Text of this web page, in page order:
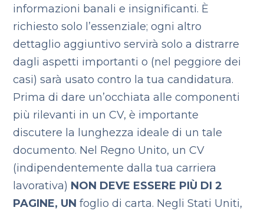
informazioni banali e insignificanti. È
richiesto solo l’essenziale; ogni altro
dettaglio aggiuntivo servirà solo a distrarre
dagli aspetti importanti o (nel peggiore dei
casi) sarà usato contro la tua candidatura.
Prima di dare un’occhiata alle componenti
più rilevanti in un CV, è importante
discutere la lunghezza ideale di un tale
documento. Nel Regno Unito, un CV
(indipendentemente dalla tua carriera
lavorativa) NON DEVE ESSERE PIÙ DI 2
PAGINE, UN foglio di carta. Negli Stati Uniti,